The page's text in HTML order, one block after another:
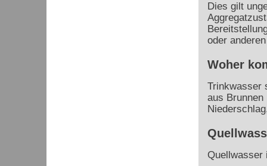
Dies gilt
oder
Woher
Trinkwasser
aus
Quellwasser